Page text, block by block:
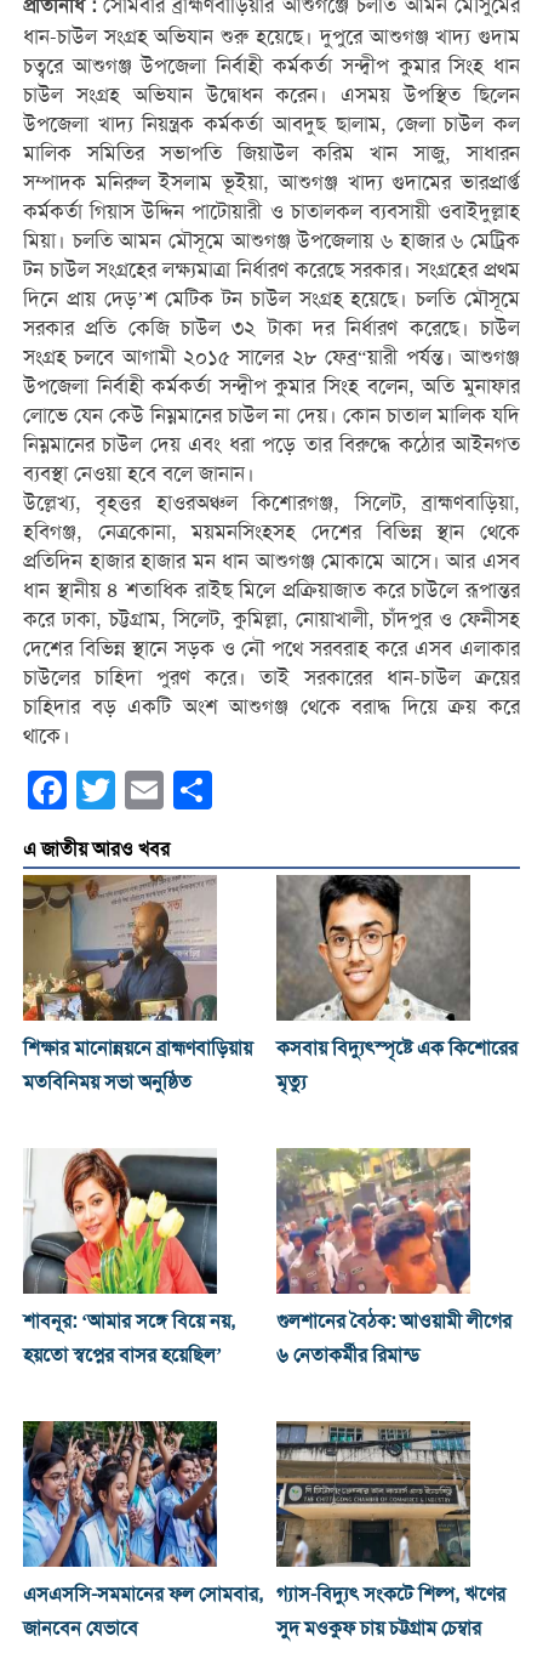
প্রতিনিধি : সোমবার ব্রাহ্মণবাড়িয়ার আশুগঞ্জে চলতি আমন মৌসুমের
ধান-চাউল সংগ্রহ অভিযান শুরু হয়েছে। দুপুরে আশুগঞ্জ খাদ্য গুদাম
চত্বরে আশুগঞ্জ উপজেলা নির্বাহী কর্মকর্তা সন্দ্বীপ কুমার সিংহ ধান
চাউল সংগ্রহ অভিযান উদ্বোধন করেন। এসময় উপস্থিত ছিলেন
উপজেলা খাদ্য নিয়ন্ত্রক কর্মকর্তা আবদুছ ছালাম, জেলা চাউল কল
মালিক সমিতির সভাপতি জিয়াউল করিম খান সাজু, সাধারন
সম্পাদক মনিরুল ইসলাম ভূইয়া, আশুগঞ্জ খাদ্য গুদামের ভারপ্রার্প্ত
কর্মকর্তা গিয়াস উদ্দিন পাটোয়ারী ও চাতালকল ব্যবসায়ী ওবাইদুল্লাহ
মিয়া। চলতি আমন মৌসূমে আশুগঞ্জ উপজেলায় ৬ হাজার ৬ মেট্রিক
টন চাউল সংগ্রহের লক্ষ্যমাত্রা নির্ধারণ করেছে সরকার। সংগ্রহের প্রথম
দিনে প্রায় দেড়’শ মেটিক টন চাউল সংগ্রহ হয়েছে। চলতি মৌসূমে
সরকার প্রতি কেজি চাউল ৩২ টাকা দর নির্ধারণ করেছে। চাউল
সংগ্রহ চলবে আগামী ২০১৫ সালের ২৮ ফেব্র“য়ারী পর্যন্ত। আশুগঞ্জ
উপজেলা নির্বাহী কর্মকর্তা সন্দ্বীপ কুমার সিংহ বলেন, অতি মুনাফার
লোভে যেন কেউ নিম্নমানের চাউল না দেয়। কোন চাতাল মালিক যদি
নিম্নমানের চাউল দেয় এবং ধরা পড়ে তার বিরুদ্ধে কঠোর আইনগত
ব্যবস্থা নেওয়া হবে বলে জানান।
উল্লেখ্য, বৃহত্তর হাওরঅঞ্চল কিশোরগঞ্জ, সিলেট, ব্রাহ্মণবাড়িয়া,
হবিগঞ্জ, নেত্রকোনা, ময়মনসিংহসহ দেশের বিভিন্ন স্থান থেকে
প্রতিদিন হাজার হাজার মন ধান আশুগঞ্জ মোকামে আসে। আর এসব
ধান স্থানীয় ৪ শতাধিক রাইছ মিলে প্রক্রিয়াজাত করে চাউলে রূপান্তর
করে ঢাকা, চট্টগ্রাম, সিলেট, কুমিল্লা, নোয়াখালী, চাঁদপুর ও ফেনীসহ
দেশের বিভিন্ন স্থানে সড়ক ও নৌ পথে সরবরাহ করে এসব এলাকার
চাউলের চাহিদা পুরণ করে। তাই সরকারের ধান-চাউল ক্রয়ের
চাহিদার বড় একটি অংশ আশুগঞ্জ থেকে বরাদ্ধ দিয়ে ক্রয় করে
থাকে।
Facebook
Twitter Email
এ জাতীয় আরও খবর
শিক্ষার মানোন্নয়নে ব্রাহ্মণবাড়িয়ায়
মতবিনিময় সভা অনুষ্ঠিত
কসবায় বিদ্যুৎস্পৃষ্টে এক কিশোরের
মৃত্যু
শাবনূর: ‘আমার সঙ্গে বিয়ে নয়,
হয়তো স্বপ্নের বাসর হয়েছিল’
গুলশানের বৈঠক: আওয়ামী লীগের
৬ নেতাকর্মীর রিমান্ড
এসএসসি-সমমানের ফল সোমবার,
জানবেন যেভাবে
গ্যাস-বিদ্যুৎ সংকটে শিল্প, ঋণের
সুদ মওকুফ চায় চট্টগ্রাম চেম্বার